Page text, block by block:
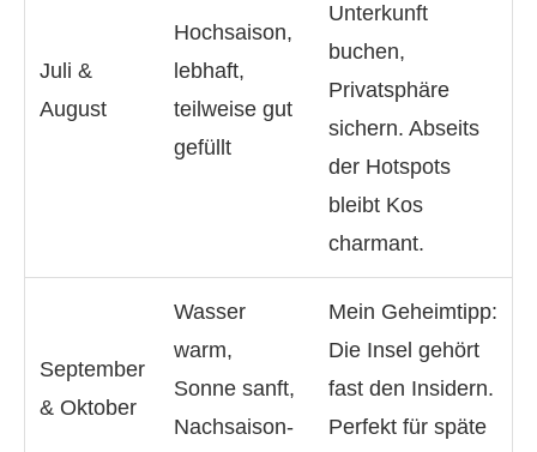
Juli &
August
Hochsaison,
lebhaft,
teilweise gut
gefüllt
Unterkunft
buchen,
Privatsphäre
sichern. Abseits
der Hotspots
bleibt Kos
charmant.
September
& Oktober
Wasser
warm,
Sonne sanft,
Nachsaison-
Mein Geheimtipp:
Die Insel gehört
fast den Insidern.
Perfekt für späte